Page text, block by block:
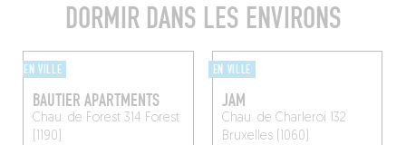
DORMIR DANS LES ENVIRONS
EN VILLE
BAUTIER APARTMENTS
Chau. de Forest 314 Forest
(1190)
EN VILLE
JAM
Chau. de Charleroi 132
Bruxelles (1060)